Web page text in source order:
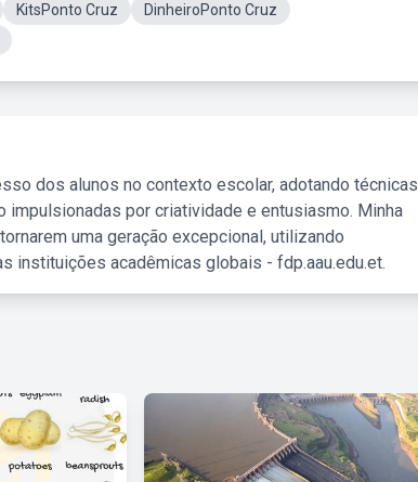
KitsPonto Cruz
DinheiroPonto Cruz
dos alunos no contexto escolar, adotando técnicas
por criatividade e entusiasmo. Minha
uma geração excepcional, utilizando
instituições acadêmicas globais - fdp.aau.edu.et.